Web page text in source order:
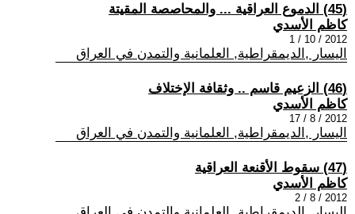
(45) الدموع العراقية ... والمحاصصة المقيتة
كاظم الأسدي
2012 / 10 / 1
اليسار ,الديمقراطية, العلمانية والتمدن في العراق
(46) الزعيم قاسم .. وثقافة الإختلاف
كاظم الأسدي
2012 / 8 / 17
اليسار ,الديمقراطية, العلمانية والتمدن في العراق
(47) سقوط الأقنعة العراقية
كاظم الأسدي
2012 / 8 / 2